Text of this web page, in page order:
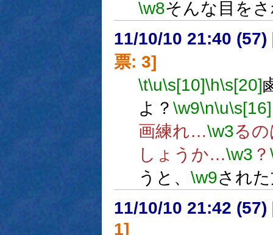
\w8そんな目を
11/10/10 21:40 (57)
票: 3]
\t\u\s[10]\h\s[20]
よ？ \w9\n\u\s[16]
画練れ…\w3る
しょうか…\w3 ？
うと、 \w9され
11/10/10 21:42 (57)
1]